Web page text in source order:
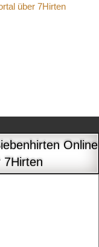
Online
7Hirten